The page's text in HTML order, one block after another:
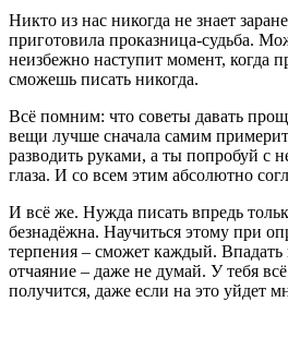
Никто из нас никогда не знает
приготовила проказница-судьба.
неизбежно наступит момент, когда
сможешь писать никогда.
Всё помним: что советы давать
вещи лучше сначала самим
разводить руками, а ты попробуй с
глаза. И со всем этим абсолютно
И всё же. Нужда писать впредь
безнадёжна. Научиться этому при
терпения – сможет каждый. Впадать
отчаяние – даже не думай. У тебя
получится, даже если на это уйдет